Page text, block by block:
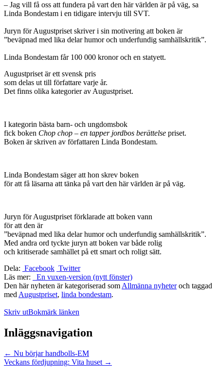
– Jag vill få oss att fundera på vart den här världen är på väg, sa
Linda Bondestam i en tidigare intervju till SVT.
Juryn för Augustpriset skriver i sin motivering att boken är
”beväpnad med lika delar humor och underfundig samhällskritik”.
Linda Bondestam får 100 000 kronor och en statyett.
Augustpriset är ett svensk pris
som delas ut till författare varje år.
Det finns olika kategorier av Augustpriset.
I kategorin bästa barn- och ungdomsbok
fick boken Chop chop – en tapper jordbos berättelse priset.
Boken är skriven av författaren Linda Bondestam.
Linda Bondestam säger att hon skrev boken
för att få läsarna att tänka på vart den här världen är på väg.
Juryn för Augustpriset förklarade att boken vann
för att den är
”beväpnad med lika delar humor och underfundig samhällskritik”.
Med andra ord tyckte juryn att boken var både rolig
och kritiserade samhället på ett smart och roligt sätt.
Dela: Facebook Twitter
Läs mer:
En vuxen-version (nytt fönster)
Den här nyheten är kategoriserad som Allmänna nyheteroch taggad
med Augustpriset, linda bondestam.
Skriv utBokmärk länken
Inläggsnavigation
← Nu börjar handbolls-EM
Veckans fördjupning: Vita huset →